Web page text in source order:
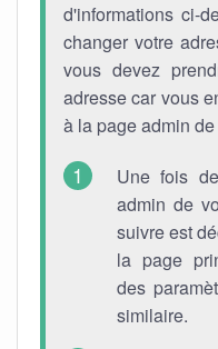
d'informations ci-
changer votre
vous devez
adresse car vous
à la page admin
Une fois
admin de
suivre est
la page
des
similaire.